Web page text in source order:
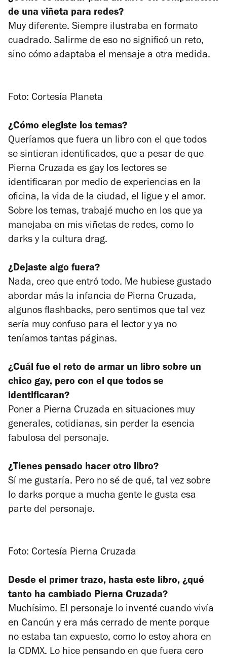
de una viñeta para redes?
Muy diferente. Siempre ilustraba en formato
cuadrado. Salirme de eso no significó un reto,
sino cómo adaptaba el mensaje a otra medida.
Foto: Cortesía Planeta
¿Cómo elegiste los temas?
Queríamos que fuera un libro con el que todos
se sintieran identificados, que a pesar de que
Pierna Cruzada es gay los lectores se
identificaran por medio de experiencias en la
oficina, la vida de la ciudad, el ligue y el amor.
Sobre los temas, trabajé mucho en los que ya
manejaba en mis viñetas de redes, como lo
darks y la cultura drag.
¿Dejaste algo fuera?
Nada, creo que entró todo. Me hubiese gustado
abordar más la infancia de Pierna Cruzada,
algunos flashbacks, pero sentimos que tal vez
sería muy confuso para el lector y ya no
teníamos tantas páginas.
¿Cuál fue el reto de armar un libro sobre un
chico gay, pero con el que todos se
identificaran?
Poner a Pierna Cruzada en situaciones muy
generales, cotidianas, sin perder la esencia
fabulosa del personaje.
¿Tienes pensado hacer otro libro?
Sí me gustaría. Pero no sé de qué, tal vez sobre
lo darks porque a mucha gente le gusta esa
parte del personaje.
Foto: Cortesía Pierna Cruzada
Desde el primer trazo, hasta este libro, ¿qué
tanto ha cambiado Pierna Cruzada?
Muchísimo. El personaje lo inventé cuando vivía
en Cancún y era más cerrado de mente porque
no estaba tan expuesto, como lo estoy ahora en
la CDMX. Lo hice pensando en que fuera cero